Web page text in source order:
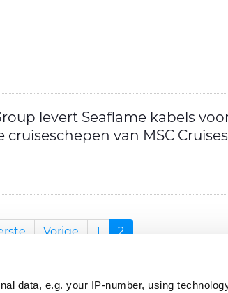
data, e.g. your IP-number, using
levert Seaflame kabels
van MSC
Vorige 1 2